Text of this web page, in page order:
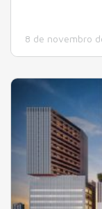
8 de novembro